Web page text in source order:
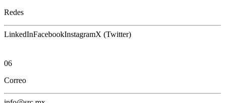
Redes
LinkedInFacebookInstagramX (Twitter)
06
Correo